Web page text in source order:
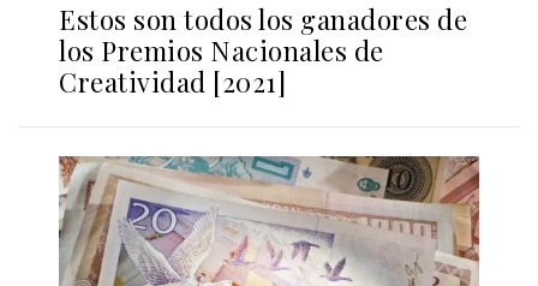
Estos son todos los ganadores de
los Premios Nacionales de
Creatividad [2021]